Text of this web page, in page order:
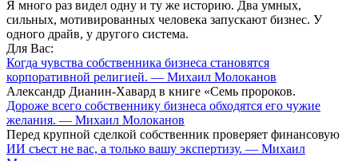
Я много раз видел одну и ту же историю. Два умных,
сильных, мотивированных человека запускают бизнес. У
одного драйв, у другого система.
Для Вас:
Когда чувства собственника бизнеса становятся
корпоративной религией. — Михаил Молоканов
Александр Дианин-Хавард в книге «Семь пророков.
Дороже всего собственнику бизнеса обходятся его чужие
желания. — Михаил Молоканов
Перед крупной сделкой собственник проверяет финансовую
ИИ съест не вас, а только вашу экспертизу. — Михаил